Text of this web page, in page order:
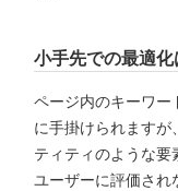
小手先での最適
ページ内のキーワー
に手掛けられますが
ティティのような要
ユーザーに評価され